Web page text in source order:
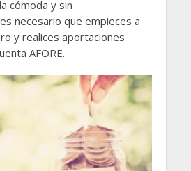
cómoda y sin
necesario que empieces a
y realices aportaciones
AFORE.